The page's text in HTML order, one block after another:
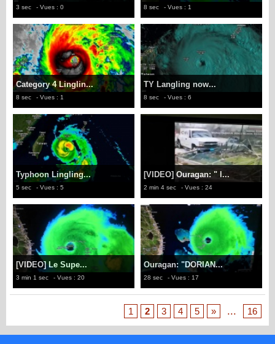
3 sec - Vues : 0 8 sec - Vues : 1
Category 4 Linglin...
8 sec - Vues : 1
TY Langling now...
8 sec - Vues : 6
Typhoon Lingling...
5 sec - Vues : 5
[VIDEO] Ouragan: " l...
2 min 4 sec - Vues : 24
[VIDEO] Le Supe...
3 min 1 sec - Vues : 20
Ouragan: "DORIAN...
28 sec - Vues : 17
1 2 3 4 5 » ... 16